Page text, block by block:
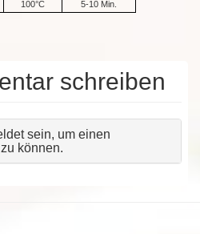
100°C 5-10 Min.
schreiben
sein, um einen
können.